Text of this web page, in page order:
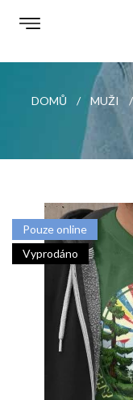
DOMŮ MUŽI
Pouze online
Vyprodáno